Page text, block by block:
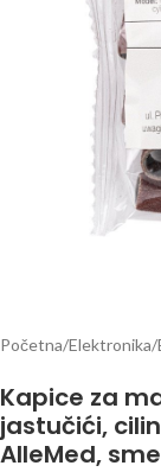
Početna/Elektronika/
Kapice za
jastučići,
AlleMed,